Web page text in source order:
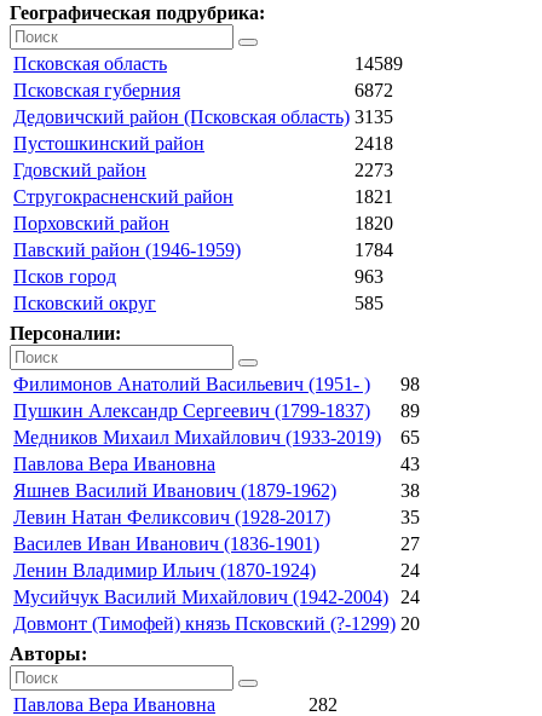
Географическая подрубрика:
Псковская область
14589
Псковская губерния
6872
Дедовичский район (Псковская область) 3135
Пустошкинский район
2418
Гдовский район
2273
Стругокрасненский район
1821
Порховский район
1820
Павский район (1946-1959)
1784
Псков город
963
Псковский округ
585
Персоналии:
Филимонов Анатолий Васильевич (1951- )
98
Пушкин Александр Сергеевич (1799-1837)
89
Медников Михаил Михайлович (1933-2019)
65
Павлова Вера Ивановна
43
Яшнев Василий Иванович (1879-1962)
38
Левин Натан Феликсович (1928-2017)
35
Василев Иван Иванович (1836-1901)
27
Ленин Владимир Ильич (1870-1924)
24
Мусийчук Василий Михайлович (1942-2004)
24
Довмонт (Тимофей) князь Псковский (?-1299) 20
Авторы:
Павлова Вера Ивановна
282